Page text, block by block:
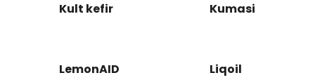
Kult kefir Kumasi
LemonAID Liqoil